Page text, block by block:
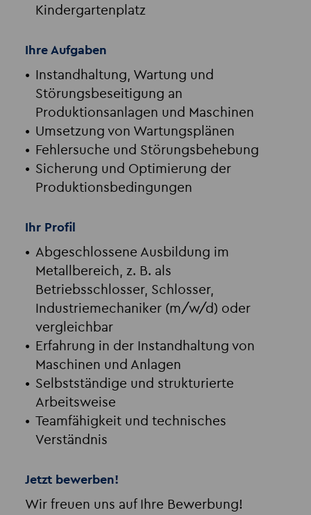
Kindergartenplatz
Ihre Aufgaben
Instandhaltung, Wartung und
Störungsbeseitigung an
Produktionsanlagen und Maschinen
Umsetzung von Wartungsplänen
Fehlersuche und Störungsbehebung
Sicherung und Optimierung der
Produktionsbedingungen
Ihr Profil
Abgeschlossene Ausbildung im
Metallbereich, z. B. als
Betriebsschlosser, Schlosser,
Industriemechaniker (m/w/d) oder
vergleichbar
Erfahrung in der Instandhaltung von
Maschinen und Anlagen
Selbstständige und strukturierte
Arbeitsweise
Teamfähigkeit und technisches
Verständnis
Jetzt bewerben!
Wir freuen uns auf Ihre Bewerbung!